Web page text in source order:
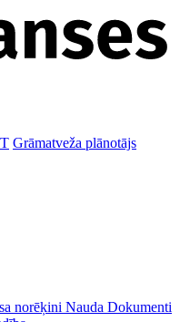
Grāmatveža plānotājs
norēķini Nauda Dokumenti